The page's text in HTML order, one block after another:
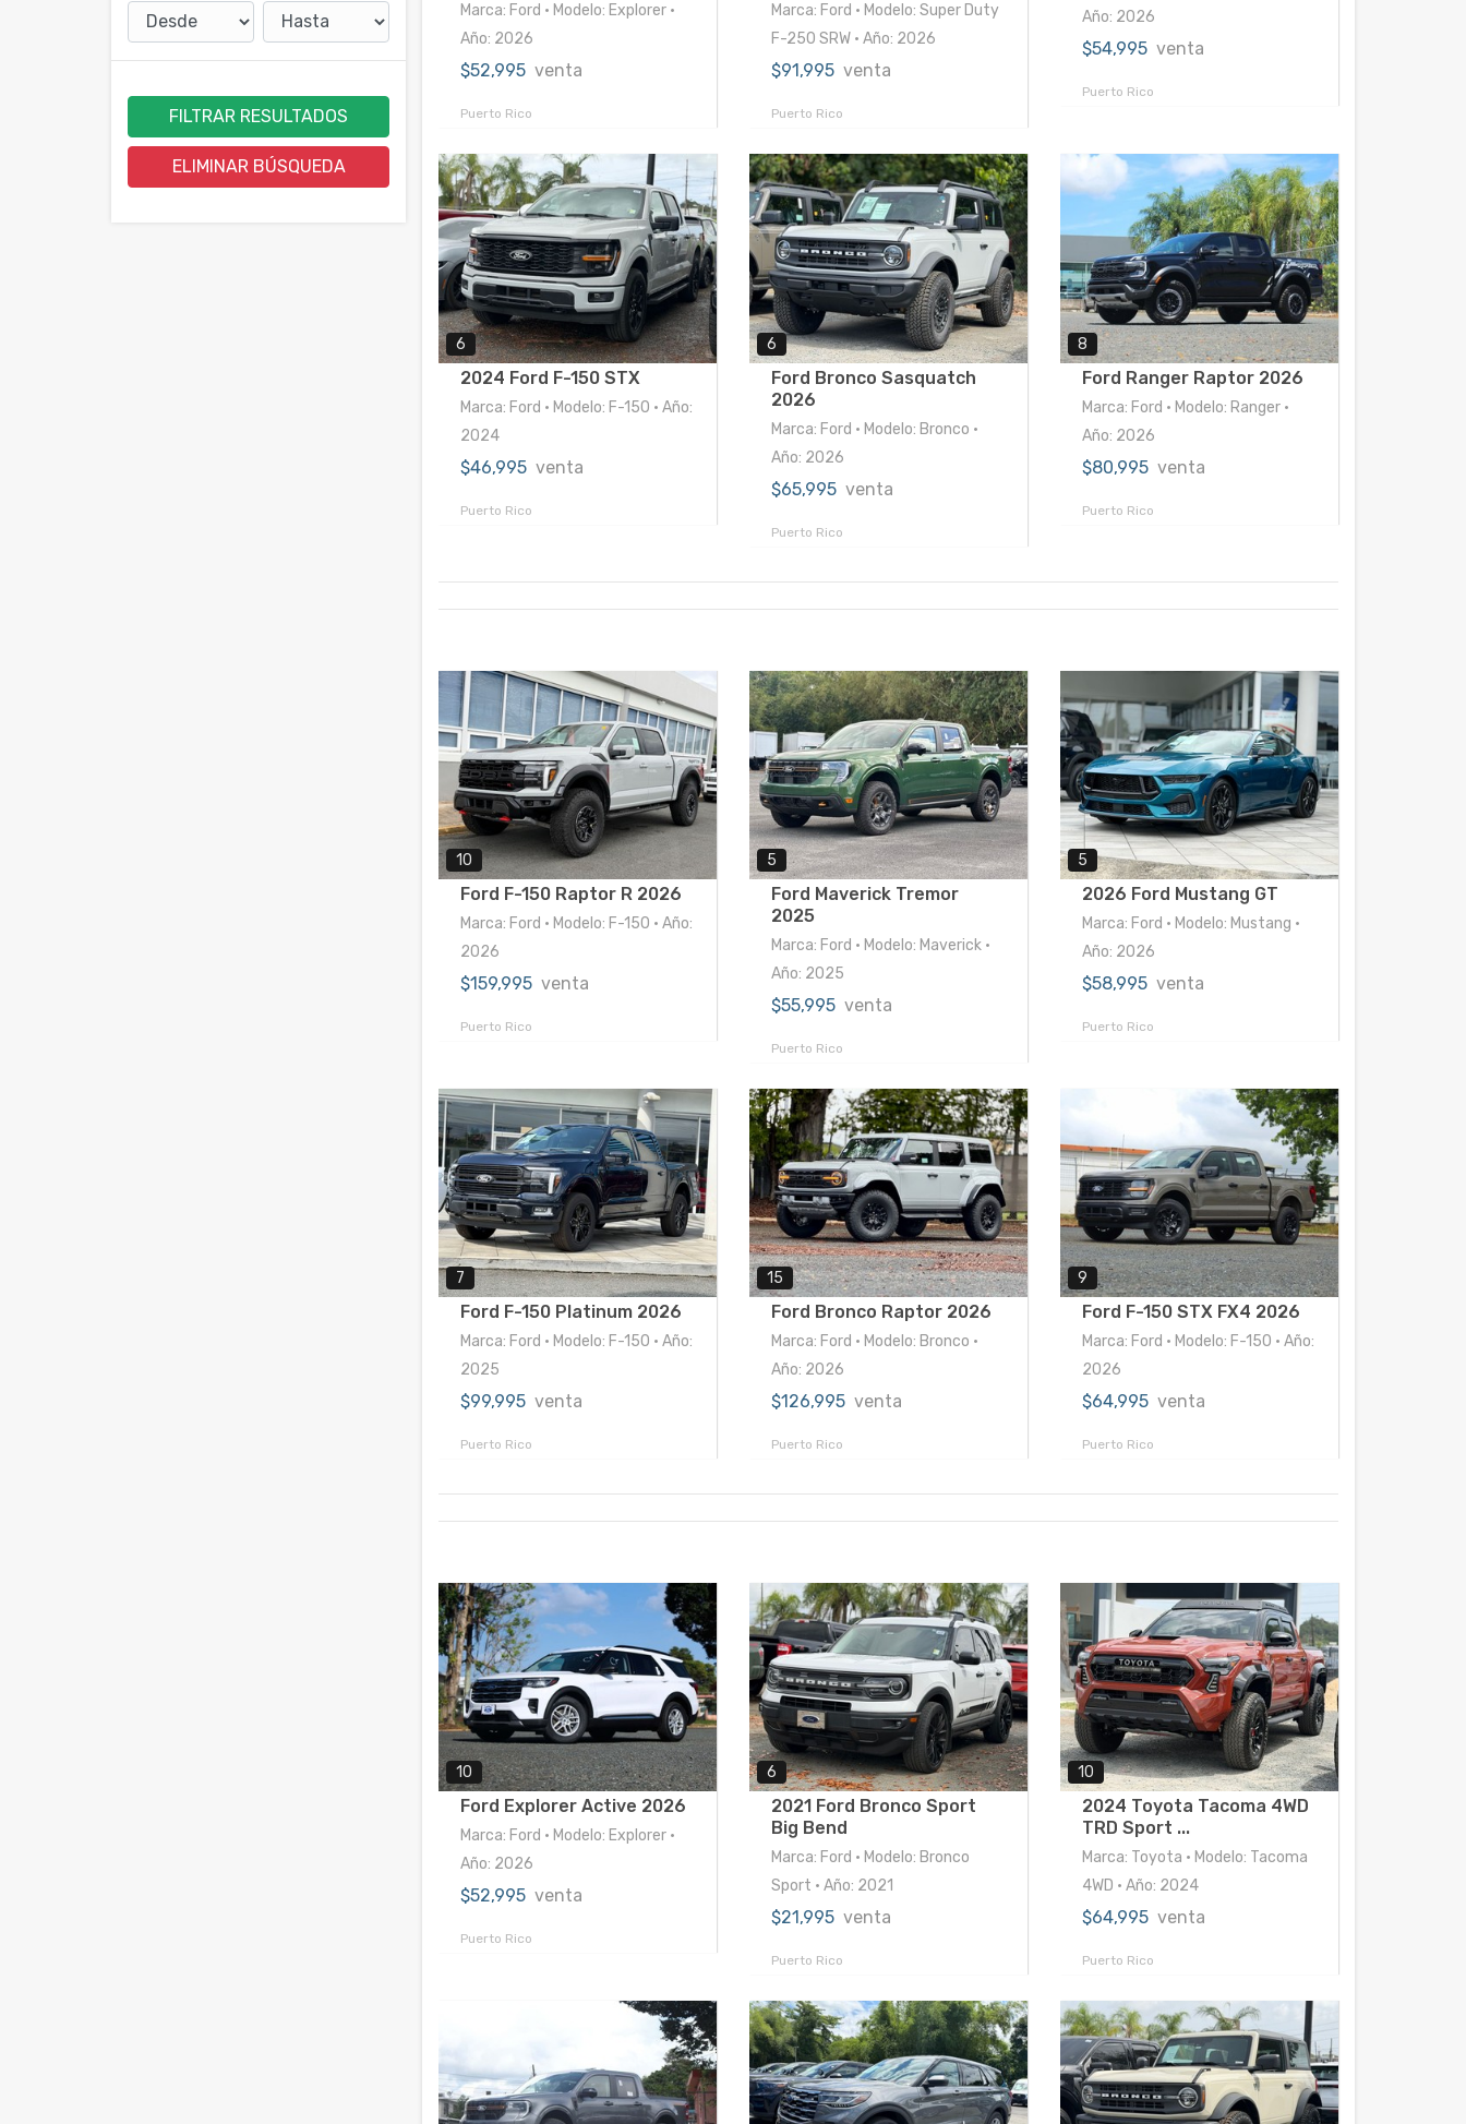
FILTRAR RESULTADOS
ELIMINAR BÚSQUEDA
Marca: Ford • Modelo: Explorer •
Año: 2026
$52,995 venta
Puerto Rico
Marca: Ford • Modelo: Super Duty
F-250 SRW • Año: 2026
$91,995 venta
Puerto Rico
Año: 2026
$54,995 venta
Puerto Rico
6
2024 Ford F-150 STX
Marca: Ford • Modelo: F-150 • Año:
2024
$46,995 venta
Puerto Rico
6
Ford Bronco Sasquatch
2026
Marca: Ford • Modelo: Bronco •
Año: 2026
$65,995 venta
Puerto Rico
8
Ford Ranger Raptor 2026
Marca: Ford • Modelo: Ranger •
Año: 2026
$80,995 venta
Puerto Rico
10
Ford F-150 Raptor R 2026
Marca: Ford • Modelo: F-150 • Año:
2026
$159,995 venta
Puerto Rico
5
Ford Maverick Tremor
2025
Marca: Ford • Modelo: Maverick •
Año: 2025
$55,995 venta
Puerto Rico
5
2026 Ford Mustang GT
Marca: Ford • Modelo: Mustang •
Año: 2026
$58,995 venta
Puerto Rico
7
Ford F-150 Platinum 2026
Marca: Ford • Modelo: F-150 • Año:
2025
$99,995 venta
Puerto Rico
15
Ford Bronco Raptor 2026
Marca: Ford • Modelo: Bronco •
Año: 2026
$126,995 venta
Puerto Rico
9
Ford F-150 STX FX4 2026
Marca: Ford • Modelo: F-150 • Año:
2026
$64,995 venta
Puerto Rico
10
Ford Explorer Active 2026
Marca: Ford • Modelo: Explorer •
Año: 2026
$52,995 venta
Puerto Rico
6
2021 Ford Bronco Sport
Big Bend
Marca: Ford • Modelo: Bronco
Sport • Año: 2021
$21,995 venta
Puerto Rico
10
2024 Toyota Tacoma 4WD
TRD Sport ...
Marca: Toyota • Modelo: Tacoma
4WD • Año: 2024
$64,995 venta
Puerto Rico